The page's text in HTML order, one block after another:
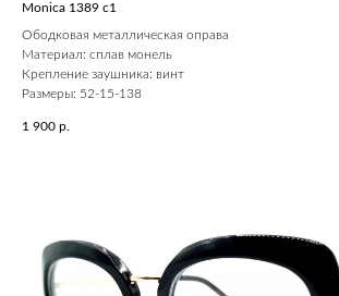
Monica 1389 c1
Ободковая металлическая оправа
Материал: сплав монель
Крепление заушника: винт
Размеры: 52-15-138
1 900 р.